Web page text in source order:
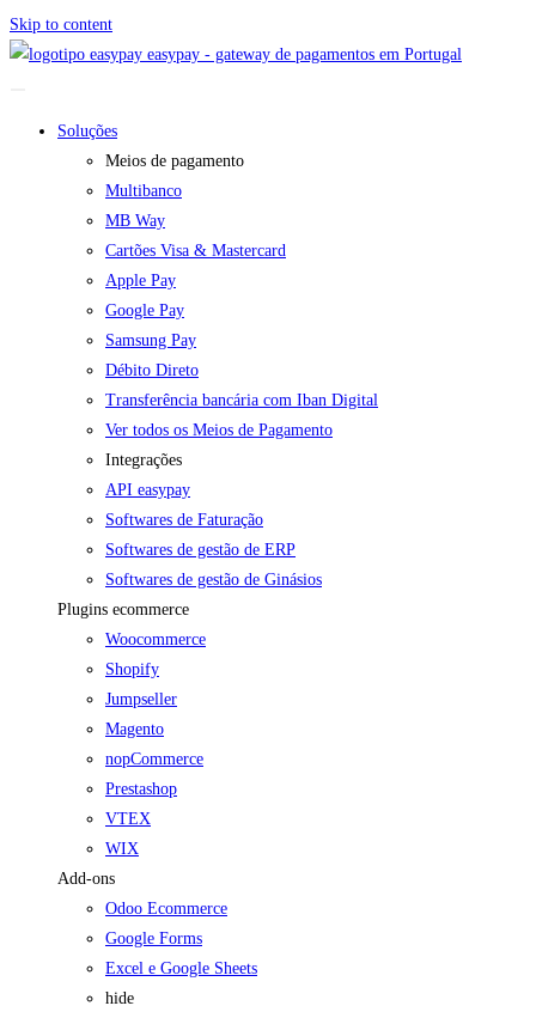
Skip to content
easypay - gateway de pagamentos em Portugal
Soluções
Meios de pagamento
Multibanco
MB Way
Cartões Visa & Mastercard
Apple Pay
Google Pay
Samsung Pay
Débito Direto
Transferência bancária com Iban Digital
Ver todos os Meios de Pagamento
Integrações
API easypay
Softwares de Faturação
Softwares de gestão de ERP
Softwares de gestão de Ginásios
Plugins ecommerce
Woocommerce
Shopify
Jumpseller
Magento
nopCommerce
Prestashop
VTEX
WIX
Add-ons
Odoo Ecommerce
Google Forms
Excel e Google Sheets
hide